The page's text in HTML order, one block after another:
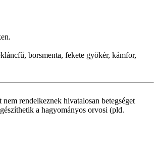
borsmenta, fekete gyökér, kámfor,
rendelkeznek hivatalosan betegséget
a hagyományos orvosi (pld.